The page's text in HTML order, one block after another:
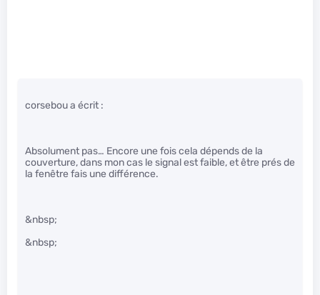
corsebou a écrit :
Absolument pas… Encore une fois cela dépends de la
couverture, dans mon cas le signal est faible, et être prés de
la fenêtre fais une différence.
&nbsp;
&nbsp;